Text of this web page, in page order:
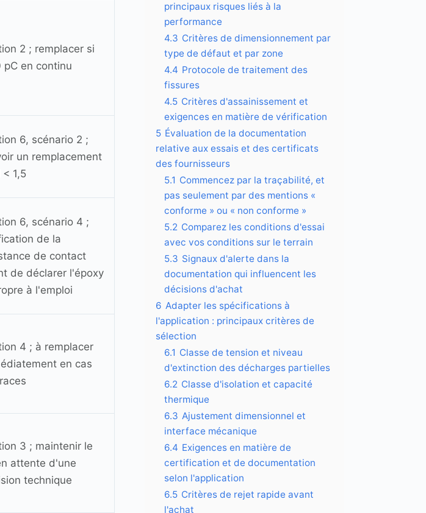
2 ; remplacer si
pC en continu
6, scénario 2 ;
un remplacement
< 1,5
6, scénario 4 ;
de la
de contact
de déclarer l'époxy
à l'emploi
4 ; à remplacer
en cas
3 ; maintenir le
attente d'une
technique
principaux risques liés à la
performance
4.3 Critères de dimensionnement par
type de défaut et par zone
4.4 Protocole de traitement des
fissures
4.5 Critères d'assainissement et
exigences en matière de vérification
5 Évaluation de la documentation
relative aux essais et des certificats
des fournisseurs
5.1 Commencez par la traçabilité, et
pas seulement par des mentions «
conforme » ou « non conforme »
5.2 Comparez les conditions d'essai
avec vos conditions sur le terrain
5.3 Signaux d'alerte dans la
documentation qui influencent les
décisions d'achat
6 Adapter les spécifications à
l'application : principaux critères de
sélection
6.1 Classe de tension et niveau
d'extinction des décharges partielles
6.2 Classe d'isolation et capacité
thermique
6.3 Ajustement dimensionnel et
interface mécanique
6.4 Exigences en matière de
certification et de documentation
selon l'application
6.5 Critères de rejet rapide avant
l'achat